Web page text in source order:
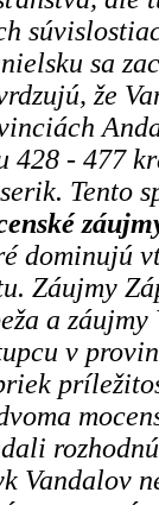
sa
že
428 - 477
Tento
dominujú
Záujmy
a
v
Vandalov